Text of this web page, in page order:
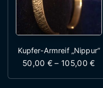
Kupfer-Armreif „Nippur“
50,00€ – 105,00€
Dieses